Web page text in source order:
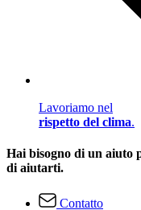
Lavoriamo nel
rispetto del clima.
Hai bisogno di un aiuto
di aiutarti.
Contatto